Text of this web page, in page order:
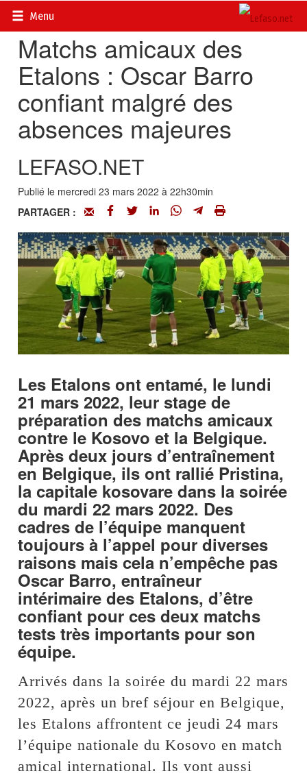
Menu
Accueil>
Matchs amicaux des
Etalons : Oscar Barro
confiant malgré des
absences majeures
LEFASO.NET
Publié le mercredi 23 mars 2022 à 22h30min
PARTAGER :
Les Etalons ont entamé, le lundi
21 mars 2022, leur stage de
préparation des matchs amicaux
contre le Kosovo et la Belgique.
Après deux jours d’entraînement
en Belgique, ils ont rallié Pristina,
la capitale kosovare dans la soirée
du mardi 22 mars 2022. Des
cadres de l’équipe manquent
toujours à l’appel pour diverses
raisons mais cela n’empêche pas
Oscar Barro, entraîneur
intérimaire des Etalons, d’être
confiant pour ces deux matchs
tests très importants pour son
équipe.
Arrivés dans la soirée du mardi 22 mars
2022, après un bref séjour en Belgique,
les Etalons affrontent ce jeudi 24 mars
l’équipe nationale du Kosovo en match
amical international. Ils vont aussi